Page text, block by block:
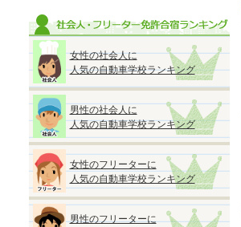
女性の社会人に
人気の自動車学校ランキング
男性の社会人に
人気の自動車学校ランキング
女性のフリーターに
人気の自動車学校ランキング
男性のフリーターに